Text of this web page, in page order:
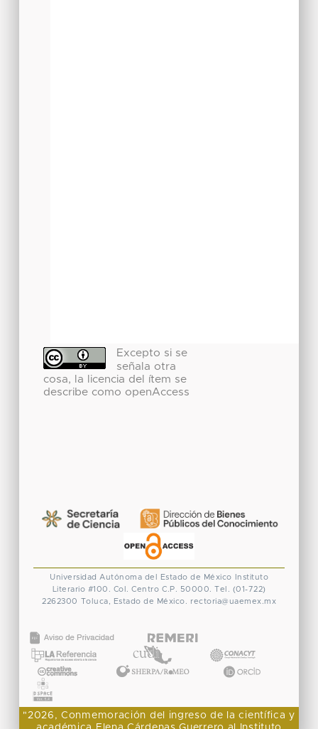
Excepto si se
señala otra
cosa, la licencia del ítem se
describe como openAccess
Universidad Autónoma del Estado de México
Instituto
Literario #100. Col. Centro C.P. 50000. Tel. (01-722)
2262300 Toluca, Estado de México. rectoria@uaemex.mx
"2026, Conmemoración del ingreso de la científica y